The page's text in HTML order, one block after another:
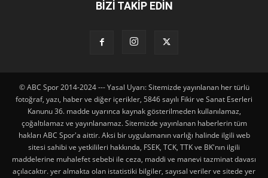
BİZİ TAKİP EDİN
© ABC Spor 2014-2024 --- Yasal Uyarı: Sitemizde yayınlanan her türlü
fotoğraf, yazı, haber ve diğer içerikler, 5846 sayılı Fikir ve Sanat Eserleri
Kanunu 36. madde uyarınca kaynak gösterilmeden kullanılamaz,
çoğaltılamaz ve yayınlanamaz. Sitemizde yayınlanan haberlerin tüm
hakları ABC Spor'a aittir. Aksi bir uygulamanın varlığı halinde ilgili web
sitesi sahibi ve yetkilileri hakkında, FSEK, TCK, TTK ve BK'nın ilgili
maddelerine muhalefet sebebi ile ceza, maddi ve manevi tazminat davası
açılacaktır. yer almakta olan istatistiki bilgiler, sayısal veriler ve sitede yer